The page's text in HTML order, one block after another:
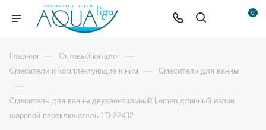
0
Главная — Оптовый каталог —
Смесители и комплектующие к ним — Смесители для ванны
—
Смеситель для ванны двухвентильный Lemen длинный излив
шаровой переключатель LD-22432